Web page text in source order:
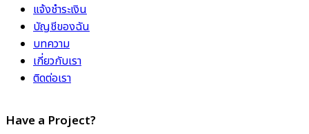
แจ้งชำระเงิน
บัญชีของฉัน
บทความ
เกี่ยวกับเรา
ติดต่อเรา
Have a Project?